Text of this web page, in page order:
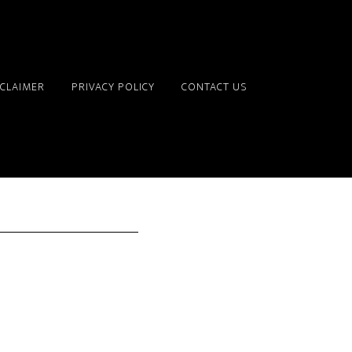
PRIVACY POLICY CONTACT US